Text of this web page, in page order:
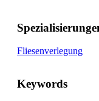
Fliesenverlegung
Keywords